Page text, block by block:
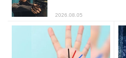
2026.08.05